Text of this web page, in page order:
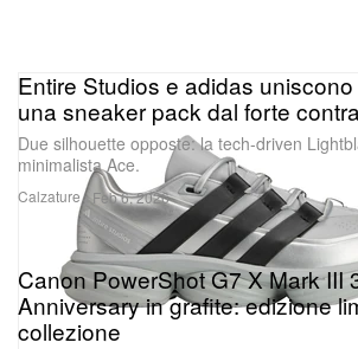
Calzature
Entire Studios e adidas
una sneaker pack dal forte
Due silhouette opposte: la tech-driven
minimalista Ace.
Feb 6, 2026
Canon PowerShot G7 X Mark III
Anniversary in grafite: edizione
collezione